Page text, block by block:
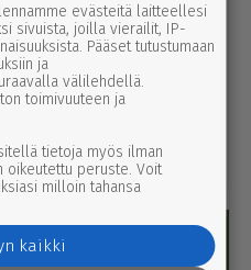
evästeitä laitteellesi
sivuista, joilla vierailit, IP-
Pääset tutustumaan
ja
välilehdellä.
toimivuuteen ja
tietoja myös ilman
oikeutettu peruste. Voit
milloin tahansa
kaikki